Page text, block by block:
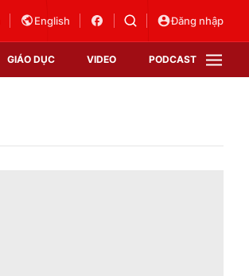
English Đăng nhập
GIÁO DỤC VIDEO PODCAST
VTV Sức khoẻ